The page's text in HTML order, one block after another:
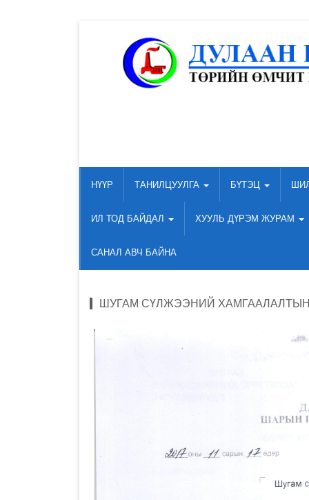
НҮҮР ТАНИЛЦУУЛГА БҮТЭЦ
ИЛ ТОД БАЙДАЛ ХУУЛЬ ДҮРЭМ ЖУРАМ
САНАЛ АВЧ БАЙНА
ШУГАМ СҮЛЖЭЭНИЙ ХАМГААЛАЛТЫН